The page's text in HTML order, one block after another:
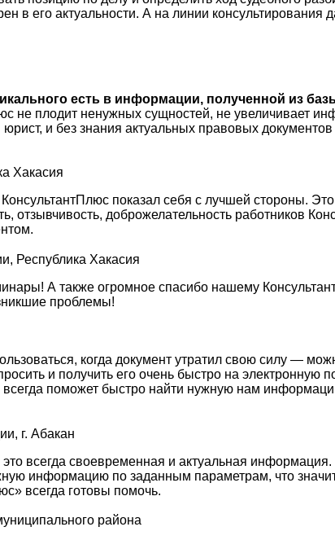
в его актуальности. А на линии
есть в информации, полученной из
не плодит ненужных сущностей, не увеличивает
и без знания актуальных правовых
Хакасия
показал себя с лучшей стороны.
отзывчивость, доброжелательность работников
Республика Хакасия
А также огромное спасибо нашему
проблемы!
когда документ утратил свою силу —
и получить его очень быстро на
поможет быстро найти нужную нам
г. Абакан
всегда своевременная и актуальная
информацию по заданным параметрам, что
всегда готовы помочь.
района